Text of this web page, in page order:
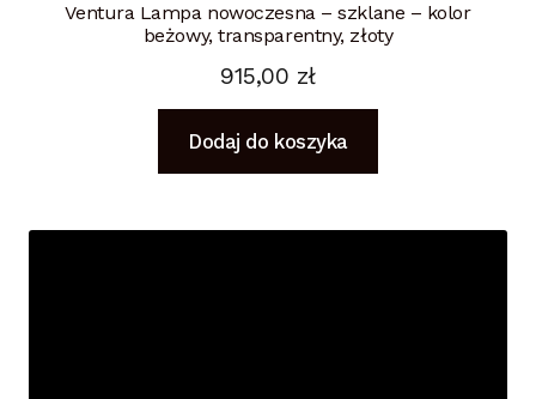
Ventura Lampa nowoczesna – szklane – kolor
beżowy, transparentny, złoty
915,00 zł
Dodaj do koszyka